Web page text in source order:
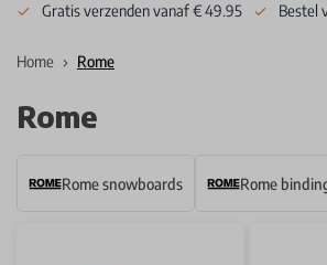
Gratis verzenden vanaf € 49.95 Bestel
Home Rome
Rome
Rome snowboards Rome